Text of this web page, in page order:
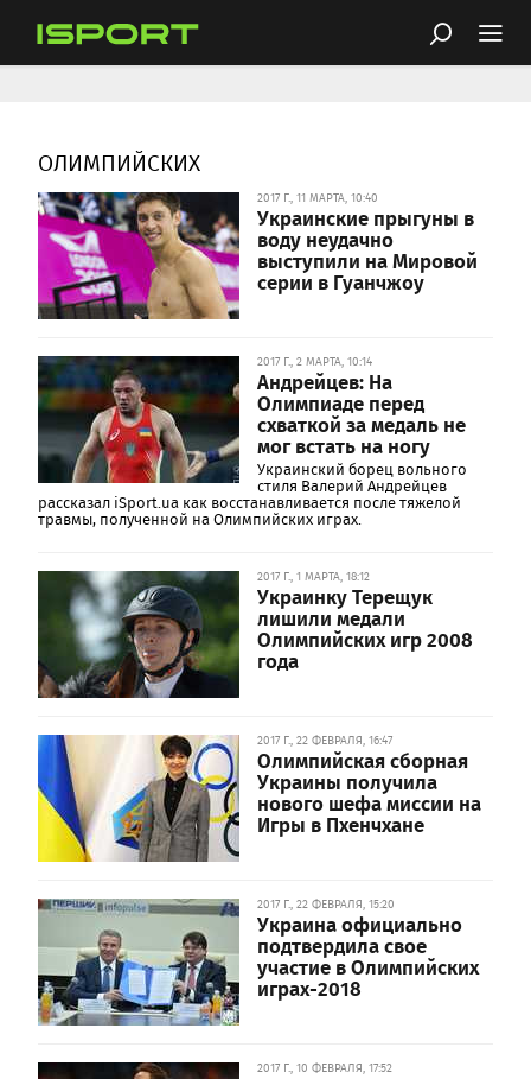
ОЛИМПИЙСКИХ
2017 Г., 11 МАРТА, 10:40
Украинские прыгуны в
воду неудачно
выступили на Мировой
серии в Гуанчжоу
2017 Г., 2 МАРТА, 10:14
Андрейцев: На
Олимпиаде перед
схваткой за медаль не
мог встать на ногу
Украинский борец вольного
стиля Валерий Андрейцев
рассказал iSport.ua как восстанавливается после тяжелой
травмы, полученной на Олимпийских играх.
2017 Г., 1 МАРТА, 18:12
Украинку Терещук
лишили медали
Олимпийских игр 2008
года
2017 Г., 22 ФЕВРАЛЯ, 16:47
Олимпийская сборная
Украины получила
нового шефа миссии на
Игры в Пхенчхане
2017 Г., 22 ФЕВРАЛЯ, 15:20
Украина официально
подтвердила свое
участие в Олимпийских
играх-2018
2017 Г., 10 ФЕВРАЛЯ, 17:52